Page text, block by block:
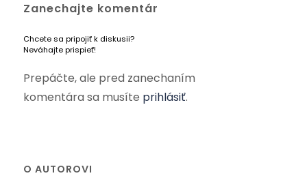
Zanechajte komentár
Chcete sa pripojiť k diskusii?
Neváhajte prispieť!
Prepáčte, ale pred zanechaním
komentára sa musíte prihlásiť.
O AUTOROVI